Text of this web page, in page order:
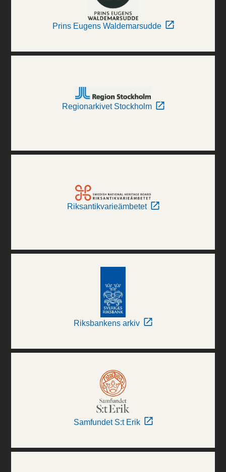
Prins Eugens Waldemarsudde
Regionarkivet Stockholm
Riksantikvarieämbetet
Riksbankens arkiv
Samfundet S:t Erik